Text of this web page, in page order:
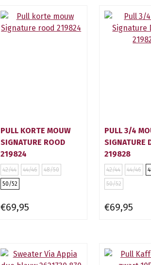
PULL KORTE MOUW
SIGNATURE ROOD
219824
42/44 44/46 48/50
50/52
€69,95
PULL 3/4
SIGNATURE
219828
42/44 44/46
50/52
€69,95